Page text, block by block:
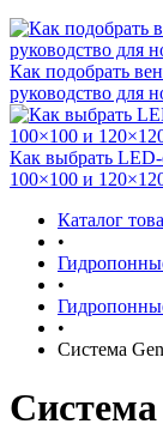
Как подобрать
руководство для
Как выбрать LED-
100×100 и
Каталог
•
•
•
Система